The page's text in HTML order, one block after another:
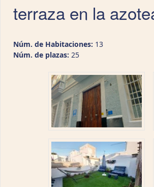
terraza en la
Núm. de Habitaciones: 13
Núm. de plazas: 25